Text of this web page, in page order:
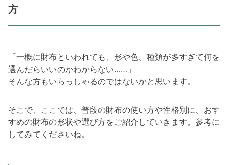
方
「一概に財布といわれても、形や色、種類が多すぎて何を
選んだらいいのかわからない……」
そんな方もいらっしゃるのではないかと思います。
そこで、ここでは、普段の財布の使い方や性格別に、おす
すめの財布の形状や選び方をご紹介していきます。参考に
してみてくださいね。